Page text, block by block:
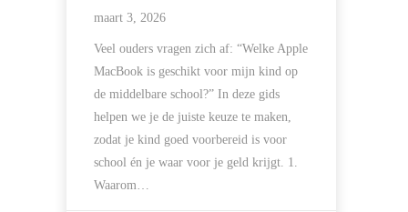
maart 3, 2026
Veel ouders vragen zich af: “Welke Apple
MacBook is geschikt voor mijn kind op
de middelbare school?” In deze gids
helpen we je de juiste keuze te maken,
zodat je kind goed voorbereid is voor
school én je waar voor je geld krijgt. 1.
Waarom…